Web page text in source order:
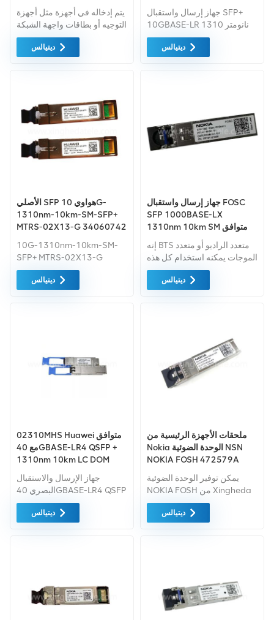
GPON OLT CLASS C+
SSLX1T1LTD HSC
03030RSB
يتم إدخاله في أجهزة مثل أجهزة
التوجيه أو بطاقات واجهة الشبكة
التي توفير فتحة واحدة أو أكثر
ديتيالس
جهاز إرسال واستقبال SFP+
10GBASE-LR 1310 نانومتر
بطول 10 كم متوافق SFP+
وحدة الإرسال والاستقبال
ديتيالس
الأصلي SFP هواوي 10G-
1310nm-10km-SM-SFP+
MTRS-02X13-G 34060742
10G-1310nm-10km-SM-
SFP+ MTRS-02X13-G
34060742 وحدة sfp وحدة c
ديتيالس
جهاز إرسال واستقبال FOSC
SFP 1000BASE-LX
1310nm 10km SM متوافق
إنه BTS متعدد الراديو أو متعدد
الموجات يمكنه استخدام كل هذه
الأشياء تقنيات الشبكة إما في
الوضع المخصص أو المتزامن من
ديتيالس
02310MHS Huawei متوافق
مع 40GBASE-LR4 QSFP +
1310nm 10km LC DOM
وحدة الإرسال والاستقبال
جهاز الإرسال والاستقبال
البصري 40GBASE-LR4 QSFP
+ 40G أحادي الوضع الوحدة
النمطية (1310 نانومتر، 10 كم،ديتيالس
ملحقات الأجهزة الرئيسية من
Nokia الوحدة الضوئية NSN
NOKIA FOSH 472579A
يمكن توفير الوحدة الضوئية
NOKIA FOSH من Xingheda
Telecom بجودة جيدة وسعر
ديتيالس